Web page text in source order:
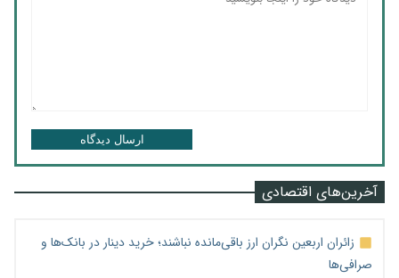
ارسال دیدگاه
آخرین‌های اقتصادی
زائران اربعین نگران ارز باقی‌مانده نباشند؛ خرید دینار در بانک‌ها و
صرافی‌ها